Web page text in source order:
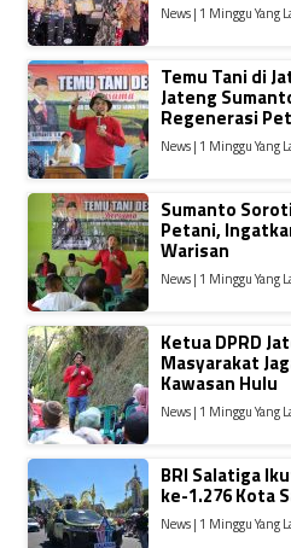
News | 1 Minggu Yang
Temu Tani di
Jateng
Regenerasi
News | 1 Minggu Yang
Sumanto
Petani,
Warisan
News | 1 Minggu Yang
Ketua DPRD
Masyarakat
Kawasan Hulu
News | 1 Minggu Yang
BRI Salatiga
ke-1.276 Kota
News | 1 Minggu Yang